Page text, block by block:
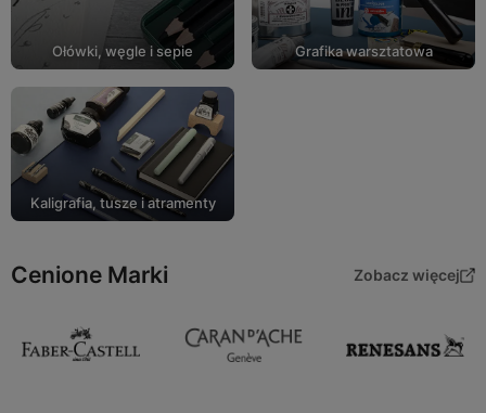
Ołówki, węgle i sepie Grafika warsztatowa
Kaligrafia, tusze i atramenty
Cenione Marki Zobacz więcej